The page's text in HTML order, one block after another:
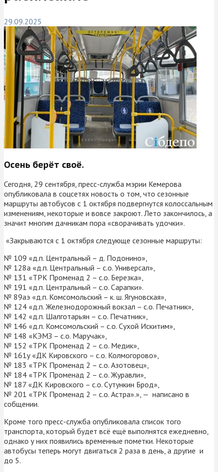
29.09.2025
Осень берёт своё.
Сегодня, 29 сентября, пресс-служба мэрии Кемерова
опубликовала в соцсетях новость о том, что сезонные
маршруты автобусов с 1 октября подвергнутся колоссальным
изменениям, некоторые и вовсе закроют. Лето закончилось, а
значит многим дачникам пора «сворачивать удочки».
«Закрываются с 1 октября следующе сезонные маршруты:
№ 109 «д.п. Центральный – д. Подонино»,
№ 128а «д.п. Центральный – с.о. Универсал»,
№ 131 «ТРК Променад 2 – с.о. Березка»,
№ 191 «д.п. Центральный – с.о. Сарапки».
№ 89аэ «д.п. Комсомольский – к. ш. Ягуновская»,
№ 124 «д.п. Железнодорожный вокзал – с.о. Печатник»,
№ 142 «д.п. Шалготарьян – с.о. Печатник»,
№ 146 «д.п. Комсомольский – с.о. Сухой Искитим»,
№ 148 «КЭМЗ – с.о. Маручак»,
№ 152 «ТРК Променад 2 – с.о. Медик»,
№ 161у «ДК Кировского – с.о. Колмогорово»,
№ 183 «ТРК Променад 2 – с.о. Азотовец»,
№ 184 «ТРК Променад 2 – с.о. Журавли»,
№ 187 «ДК Кировского – с.о. Сутункин Брод»,
№ 201 «ТРК Променад 2 – с.о. Астра».», — написано в
собщении.
Кроме того пресс-служба опубликовала список того
транспорта, который будет всё ещё выполнятся ежедневно,
однако у них появились временные пометки. Некоторые
автобусы теперь могут двигаться 2 раза в день, а другие и
до 5.